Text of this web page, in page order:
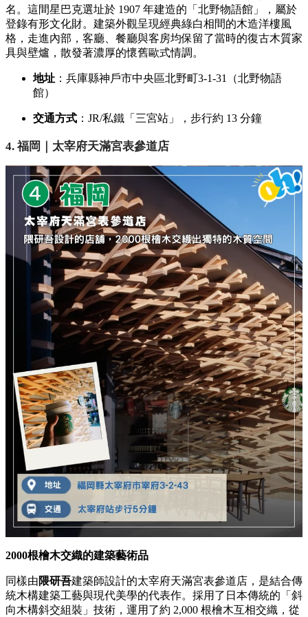
名。這間星巴克選址於 1907 年建造的「北野物語館」，屬於
登錄有形文化財。建築外觀呈現經典綠白相間的木造洋樓風
格，走進內部，客廳、餐廳與客房均保留了當時的復古木質家
具與壁爐，散發著濃厚的懷舊歐式情調。
地址 ：兵庫縣神戶市中央區北野町3-1-31（北野物語
館）
交通方式 ：JR/私鐵「三宮站」，步行約 13 分鐘
4. 福岡｜太宰府天滿宮表參道店
2000根檜木交織的建築藝術品
同樣由隈研吾建築師設計的太宰府天滿宮表參道店，是結合傳
統木構建築工藝與現代美學的代表作。採用了日本傳統的「斜
向木構斜交組裝」技術，運用了約 2,000 根檜木互相交織，從